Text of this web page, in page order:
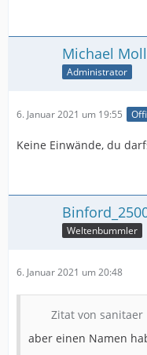
Michael Moll
Administrator
6. Januar 2021 um 19:55
Keine Einwände, du
Weltenbummler
6. Januar 2021 um 20:48
Zitat von sanitaer
aber einen Namen